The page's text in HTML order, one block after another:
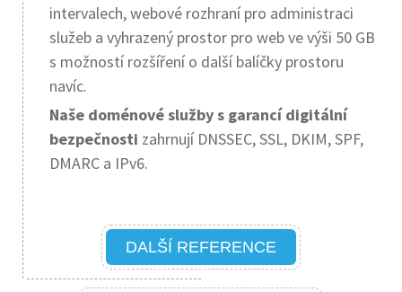
intervalech, webové rozhraní pro administraci
služeb a vyhrazený prostor pro web ve výši 50 GB
s možností rozšíření o další balíčky prostoru
navíc.
Naše doménové služby s garancí digitální
bezpečnosti zahrnují DNSSEC, SSL, DKIM, SPF,
DMARC a IPv6.
DALŠÍ REFERENCE